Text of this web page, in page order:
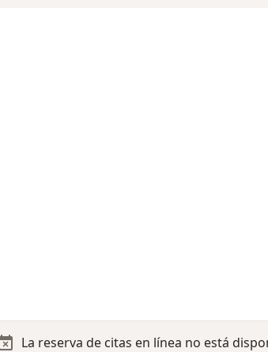
La reserva de citas en línea no está